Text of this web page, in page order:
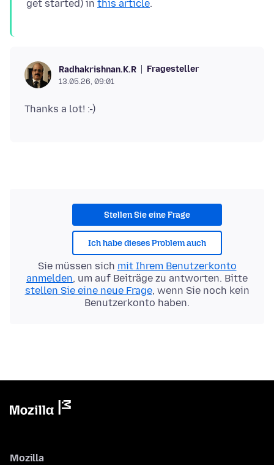
get started) in this article
Radhakrishnan.K.R Fragesteller
13.05.26, 09:01
Stellen Sie eine Frage
Ich habe dieses Problem auch
Sie müssen sich mit Ihrem Benutzerkonto
anmelden, um auf Beiträge zu antworten. Bitte
stellen Sie eine neue Frage, wenn Sie noch kein
Benutzerkonto haben.
Mozilla